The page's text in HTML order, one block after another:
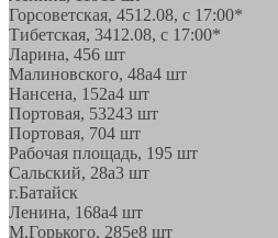
Горсоветская, 4512.08, с 17:00*
Тибетская, 3412.08, с 17:00*
Ларина, 456 шт
Малиновского, 48а4 шт
Нансена, 152а4 шт
Портовая, 53243 шт
Портовая, 704 шт
Рабочая площадь, 195 шт
Сальский, 28a3 шт
г.Батайск
Ленина, 168а4 шт
М.Горького, 285е8 шт